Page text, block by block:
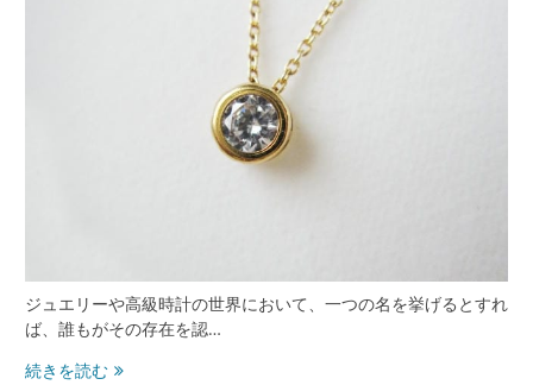
ジュエリーや高級時計の世界において、一つの名を挙げるとすれ
ば、誰もがその存在を認…
続きを読むヴ